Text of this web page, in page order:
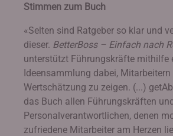
Stimmen zum Buch
«Selten sind Ratgeber so klar und
dieser. BetterBoss – Einfach nach
unterstützt Führungskräfte mithilfe
Ideensammlung dabei,
Wertschätzung zu zeigen. (...)
das Buch allen Führungskräften
Personalverantwortlichen, denen
zufriedene Mitarbeiter am Herzen